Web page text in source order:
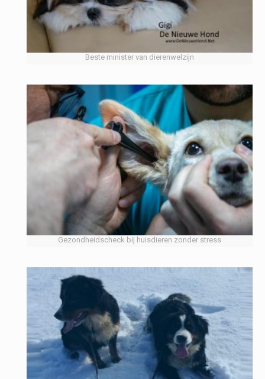
Beste minister van dierenwelzijn
Gezondheidscheck bij huisdieren zonder stress